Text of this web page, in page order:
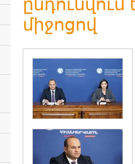
ընդունվում
միջոցով